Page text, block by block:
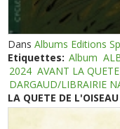
DansAlbums Editions
Etiquettes: Album
2024 AVANT LA
DARGAUD/LIBRAIRIE
LA QUETE DE